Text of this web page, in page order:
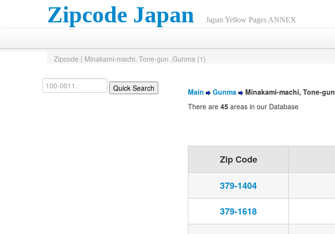
Zipcode Japan Japan Yellow Pages ANNEX
Zipcode | Minakami-machi, Tone-gun ,Gunma (1)
Main Gunma
Minakami-machi, Tone-gun
There are 45 areas in our Database
Zip Code
379-1404
379-1618